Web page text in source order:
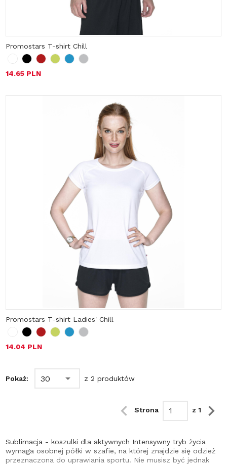
Promostars T-shirt Chill
14.65 PLN
Promostars T-shirt Ladies' Chill
14.04 PLN
Pokaż: 30 z 2 produktów
Strona z 1
Sublimacja - koszulki dla aktywnych Intensywny tryb życia
wymaga osobnej półki w szafie, na której znajdzie się odzież
przeznaczona do uprawiania sportu. Nie musisz być jednak